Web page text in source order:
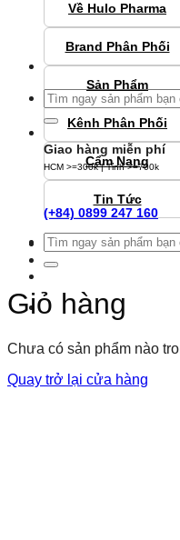
Tìm
kiếm:
Giao hàng miễn phí
HCM >=300k | Tỉnh >=700k
(+84) 0899 247 160
Đăng nhập
Về Hulo Pharma
Brand Phân Phối
Sản Phẩm
Kênh Phân Phối
Cẩm Nang
Tin Tức
Tìm
kiếm:
Giỏ hàng
Chưa có sản phẩm nào
Quay trở lại cửa hàng